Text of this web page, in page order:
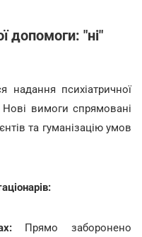
допомоги: "ні"
надання психіатричної
вимоги спрямовані
та гуманізацію умов
Прямо заборонено